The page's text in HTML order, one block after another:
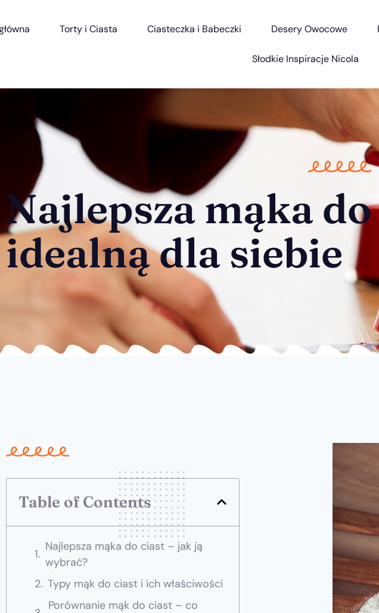
Torty i Ciasta Ciasteczka i Babeczki Desery Owocowe
Słodkie Inspiracje Nicola
Najlepsza mąka
idealną dla siebie
Table of Contents
Najlepsza mąka do ciast – jak ją
wybrać?
Typy mąk do ciast i ich właściwości
Porównanie mąk do ciast – co